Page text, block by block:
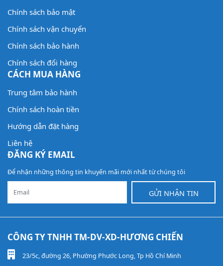
Chính sách bảo mật
Chính sách vận chuyển
Chính sách bảo hành
Chính sách đổi hàng
CÁCH MUA HÀNG
Trung tâm bảo hành
Chính sách hoàn tiền
Hướng dẫn đặt hàng
Liên hệ
ĐĂNG KÝ EMAIL
Để nhận những thông tin khuyến mãi mới nhất từ chúng tôi
GỬI NHẬN TIN
CÔNG TY TNHH TM-DV-XD-HƯƠNG CHIẾN
23/5c, đường 26, Phường Phước Long, Tp Hồ Chí Minh